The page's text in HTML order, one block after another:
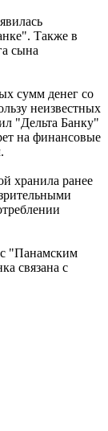
Также в
сына
сумм денег со
неизвестных
"Дельта Банку"
на финансовые
хранила ранее
с "Панамским
связана с